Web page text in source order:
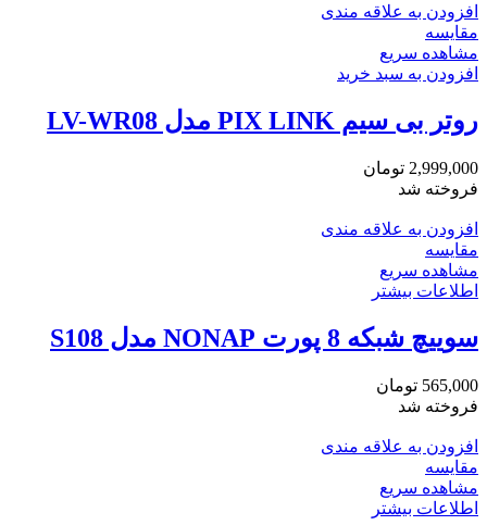
افزودن به علاقه مندی
مقایسه
مشاهده سریع
افزودن به سبد خرید
روتر بی سیم PIX LINK مدل LV-WR08
2,999,000 تومان
فروخته شد
افزودن به علاقه مندی
مقایسه
مشاهده سریع
اطلاعات بیشتر
سوییچ شبکه 8 پورت NONAP مدل S108
565,000 تومان
فروخته شد
افزودن به علاقه مندی
مقایسه
مشاهده سریع
اطلاعات بیشتر